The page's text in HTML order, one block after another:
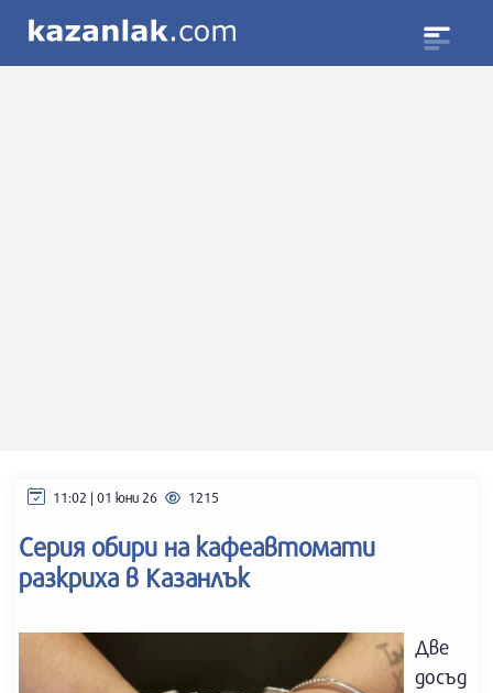
11:02 | 01 юни 26 1215
Серия обири на кафеавтомати
разкриха в Казанлък
Две
досъд